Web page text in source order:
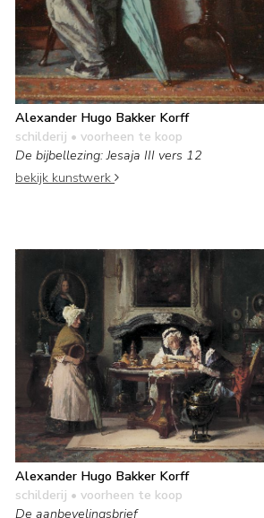
Alexander Hugo Bakker Korff
schilderij • voorheen te koop
De bijbellezing: Jesaja III vers 12
bekijk kunstwerk
Alexander Hugo Bakker Korff
schilderij • voorheen te koop
De aanbevelingsbrief